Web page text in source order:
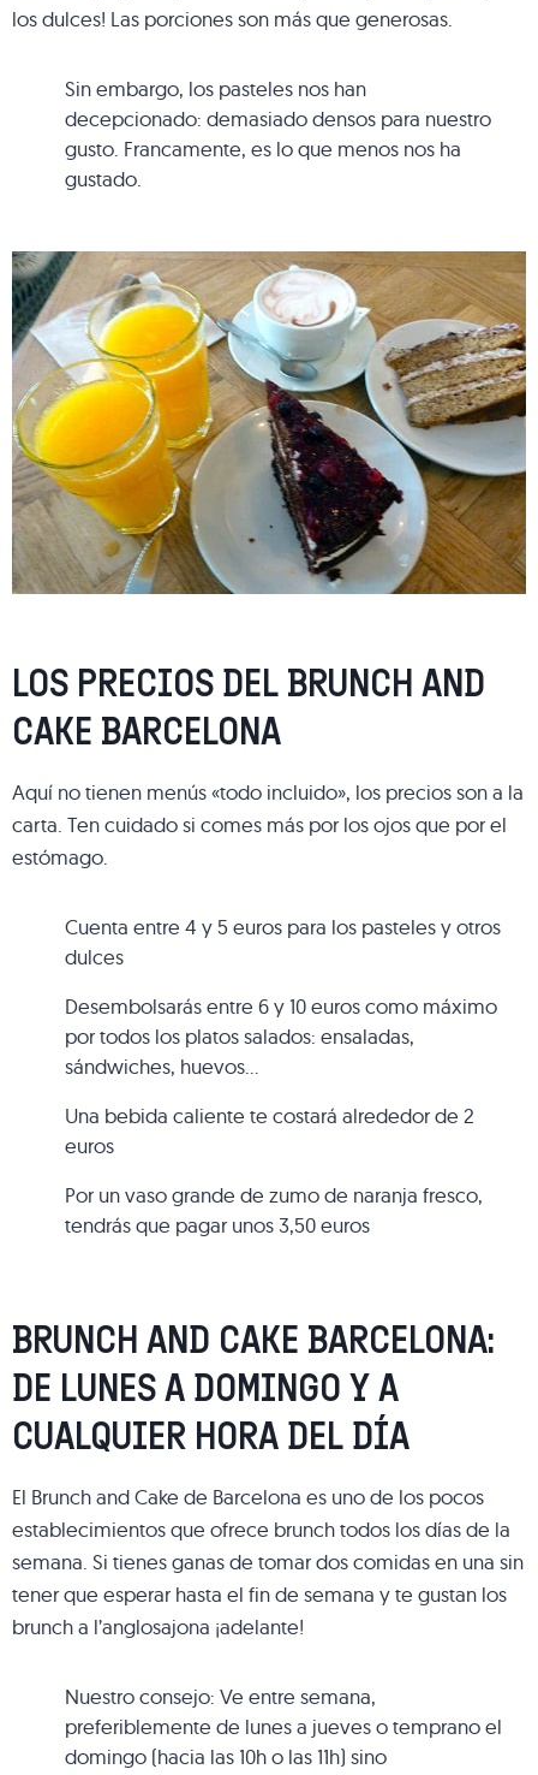
los dulces! Las porciones son más que generosas.
Sin embargo, los pasteles nos han
decepcionado: demasiado densos para nuestro
gusto. Francamente, es lo que menos nos ha
gustado.
LOS PRECIOS DEL BRUNCH AND
CAKE BARCELONA
Aquí no tienen menús «todo incluido», los precios son a la
carta. Ten cuidado si comes más por los ojos que por el
estómago.
Cuenta entre 4 y 5 euros para los pasteles y otros
dulces
Desembolsarás entre 6 y 10 euros como máximo
por todos los platos salados: ensaladas,
sándwiches, huevos…
Una bebida caliente te costará alrededor de 2
euros
Por un vaso grande de zumo de naranja fresco,
tendrás que pagar unos 3,50 euros
BRUNCH AND CAKE BARCELONA:
DE LUNES A DOMINGO Y A
CUALQUIER HORA DEL DÍA
El Brunch and Cake de Barcelona es uno de los pocos
establecimientos que ofrece brunch todos los días de la
semana. Si tienes ganas de tomar dos comidas en una sin
tener que esperar hasta el fin de semana y te gustan los
brunch a l’anglosajona ¡adelante!
Nuestro consejo: Ve entre semana,
preferiblemente de lunes a jueves o temprano el
domingo (hacia las 10h o las 11h) sino